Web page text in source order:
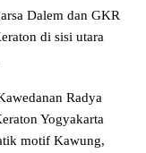
Dalem dan GKR
di sisi utara
Radya
Yogyakarta
motif Kawung,